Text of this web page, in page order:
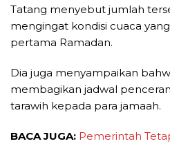
Tatang menyebut jumlah
mengingat kondisi cuaca
pertama Ramadan.
Dia juga menyampaikan
membagikan jadwal
tarawih kepada para jamaah.
BACA JUGA: Pemerintah